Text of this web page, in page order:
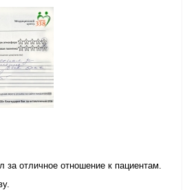
за отличное отношение к пациентам.